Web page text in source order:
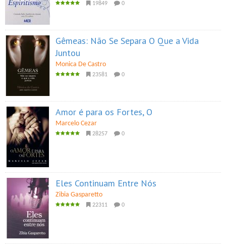
19849 0
Gêmeas: Não Se Separa O Que a Vida
Juntou
Monica De Castro
23581 0
Amor é para os Fortes, O
Marcelo Cezar
28257 0
Eles Continuam Entre Nós
Zibia Gasparetto
22311 0